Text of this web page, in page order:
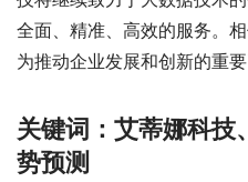
全面、精准、高效的服务。
为推动企业发展和创新的重要
关键词：艾蒂娜科技
势预测